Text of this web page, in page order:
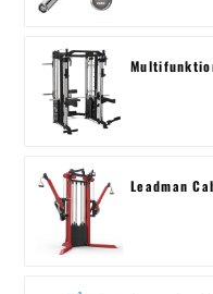
Leadman